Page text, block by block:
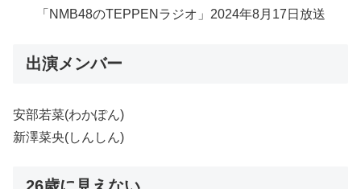
「NMB48のTEPPENラジオ」2024年8月17日放送
出演メンバー
安部若菜(わかぽん)
新澤菜央(しんしん)